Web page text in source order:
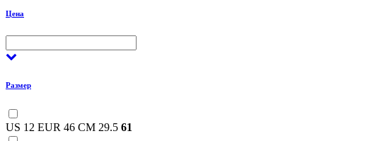
Цена
Размер
US 12 EUR 46 CM 29.5 61